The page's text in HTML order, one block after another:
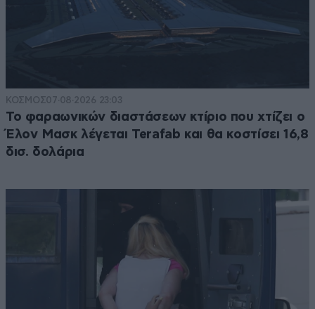
ΚΟΣΜΟΣ07·08·2026 23:03
Το φαραωνικών διαστάσεων κτίριο που χτίζει ο
Έλον Μασκ λέγεται Terafab και θα κοστίσει 16,8
δισ. δολάρια